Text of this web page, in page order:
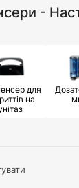
-
для
на